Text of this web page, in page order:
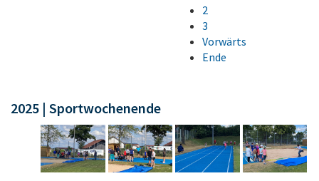
2
3
Vorwärts
Ende
2025 | Sportwochenende